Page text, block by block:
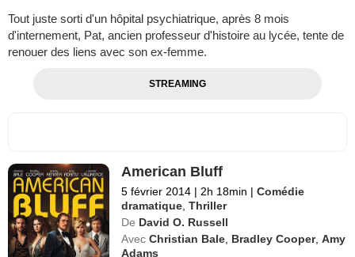
Tout juste sorti d'un hôpital psychiatrique, après 8 mois
d'internement, Pat, ancien professeur d'histoire au lycée, tente de
renouer des liens avec son ex-femme.
STREAMING
American Bluff
5 février 2014 | 2h 18min | Comédie
dramatique ,Thriller
De David O. Russell
Avec Christian Bale Bradley Cooper,Amy
Adams